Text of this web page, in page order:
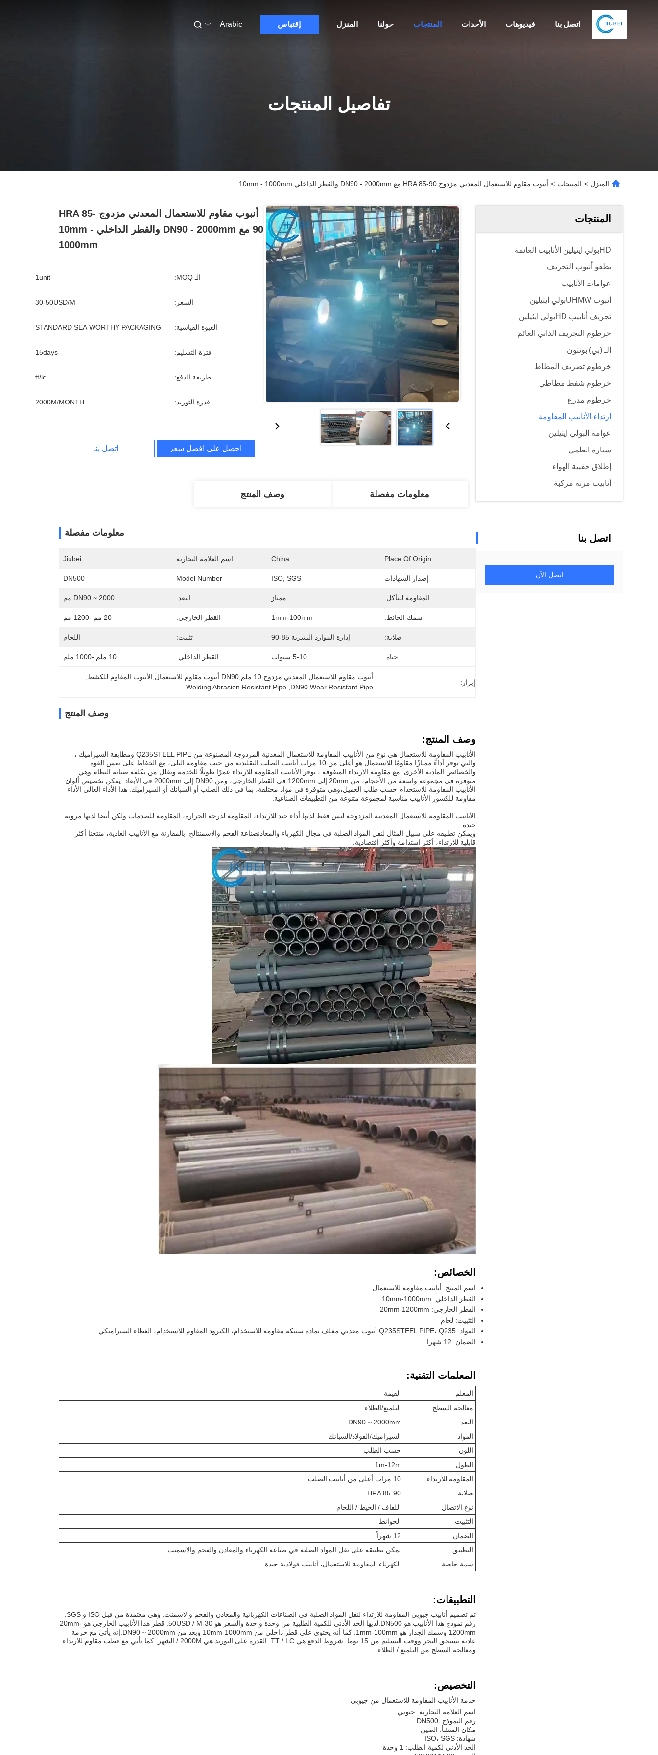
المنزل حولنا المنتجات الأحداث فيديوهات اتصل بنا إقتباس Arabic
تفاصيل المنتجات
المنزل > المنتجات > أنبوب مقاوم للاستعمال المعدني مزدوج HRA 85-90 مع DN90 - 2000mm والقطر الداخلي 10mm - 1000mm
المنتجات
HDبولي ايثيلين الأنابيب العائمة
يطفو أنبوب التجريف
عوامات الأنابيب
أنبوب UHMWبولي ايثيلين
تجريف أنابيب HDبولي ايثيلين
خرطوم التجريف الذاتي العائم
الـ (بي) بونتون
خرطوم تصريف المطاط
خرطوم شفط مطاطي
خرطوم مدرع
ارتداء الأنابيب المقاومة
عوامة البولي ايثيلين
ستارة الطمي
إطلاق حقيبة الهواء
أنابيب مرنة مركبة
اتصل بنا
اتصل الآن
أنبوب مقاوم للاستعمال المعدني مزدوج HRA 85-
90 مع DN90 - 2000mm والقطر الداخلي 10mm -
1000mm
الـ MOQ: 1unit
السعر: 30-50USD/M
العبوة القياسية: STANDARD SEA WORTHY PACKAGING
فترة التسليم: 15days
طريقة الدفع: tt/lc
قدرة التوريد: 2000M/MONTH
احصل على أفضل سعر اتصل بنا
معلومات مفصلة وصف المنتج
معلومات مفصلة
Place Of Origin
China اسم العلامة التجارية Jiubei
إصدار الشهادات ISO, SGS
Model Number
DN500
المقاومة للتآكل: ممتاز البعد: DN90 ~ 2000 مم
سمك الحائط: 1mm-100mm القطر الخارجي: 20 مم -1200 مم
صلابة: إدارة الموارد البشرية 85-90 تثبيت: اللحام
حياة: 5-10 سنوات القطر الداخلي: 10 ملم -1000 ملم
إبراز:
أنبوب مقاوم للاستعمال المعدني مزدوج 10 ملم,DN90 أنبوب مقاوم للاستعمال,الأنبوب المقاوم للكشط
DN90 Wear Resistant Pipe
,
Welding Abrasion Resistant Pipe
وصف المنتج
وصف المنتج:
الأنابيب المقاومة للاستعمال هي نوع من الأنابيب المقاومة للاستعمال المعدنية المزدوجة المصنوعة من Q235STEEL PIPE ومطابقة السيراميك ،
والتي توفر أداءً ممتازًا مقاومًا للاستعمال.هو أعلى من 10 مرات أنابيب الصلب التقليدية من حيث مقاومة البلى، مع الحفاظ على نفس القوة
والخصائص المادية الأخرى. مع مقاومة الارتداء المتفوقة ، يوفر الأنابيب المقاومة للارتداء عمرًا طويلًا للخدمة ويقلل من تكلفة صيانة النظام.وهي
متوفرة في مجموعة واسعة من الأحجام، من 20mm إلى 1200mm في القطر الخارجي، ومن DN90 إلى 2000mm في الأبعاد. يمكن تخصيص ألوان
الأنابيب المقاومة للاستخدام حسب طلب العميل،وهي متوفرة في مواد مختلفة، بما في ذلك الصلب أو السبائك أو السيراميك. هذا الأداء العالي الأداء
مقاومة للكسور الأنابيب مناسبة لمجموعة متنوعة من التطبيقات الصناعية.
الأنابيب المقاومة للاستعمال المعدنية المزدوجة ليس فقط لديها أداء جيد للارتداء، المقاومة لدرجة الحرارة، المقاومة للصدمات ولكن أيضا لديها مرونة
جيدة.
ويمكن تطبيقه على سبيل المثال لنقل المواد الصلبة في مجال الكهرباء والمعادنصناعة الفحم والاسمنتالخ. بالمقارنة مع الأنابيب العادية، منتجنا أكثر
قابلية للارتداء، أكثر استدامة وأكثر اقتصادية.
الخصائص:
اسم المنتج: أنابيب مقاومة للاستعمال
القطر الداخلي: 10mm-1000mm
القطر الخارجي: 20mm-1200mm
التثبيت: لحام
المواد: Q235STEEL PIPE، Q235 أنبوب معدني مغلف بمادة سبيكة مقاومة للاستخدام، الكترود المقاوم للاستخدام، الغطاء السيراميكي
الضمان: 12 شهرا
المعلمات التقنية:
المعلم
القيمة
معالجة السطح
التلميع/الطلاء
البعد
DN90 ~ 2000mm
المواد
السيراميك/الفولاذ/السبائك
اللون
حسب الطلب
الطول
1m-12m
المقاومة للارتداء
10 مرات أعلى من أنابيب الصلب
صلابة
HRA 85-90
نوع الاتصال
اللفاف / الخيط / اللحام
التثبيت
الحوائط
الضمان
12 شهراً
التطبيق
يمكن تطبيقه على نقل المواد الصلبة في صناعة الكهرباء والمعادن والفحم والاسمنت.
سمة خاصة
الكهرباء المقاومة للاستعمال، أنابيب فولاذية جيدة
التطبيقات:
رقم نموذج هذا الأنابيب هو DN500.لديها الحد الأدنى للكمية الطلبية من وحدة واحدة والسعر هو 30-50USD / M. قطر هذا الأنابيب الخارجي هو 20mm-
1200mm وسمك الجدار هو 1mm-100mm. كما أنه يحتوي على قطر داخلي من 10mm-1000mm وبعد من DN90 ~ 2000mm.إنه يأتي مع حزمة
عادية تستحق البحر ووقت التسليم من 15 يوما. شروط الدفع هي TT / LC. القدرة على التوريد هي 2000M / الشهر. كما يأتي مع قطب مقاوم للارتداء
ومعالجة السطح من التلميع / الطلاء.
التخصيص:
خدمة الأنابيب المقاومة للاستعمال من جيوبي
اسم العلامة التجارية: جيوبي
رقم النموذج: DN500
مكان المنشأ: الصين
شهادة: ISO، SGS
الحد الأدنى لكمية الطلب: 1 وحدة